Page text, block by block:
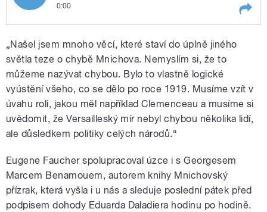
0:00
dohodu natáčel zahraniční zpravodaj Jan
Šmíd
„Našel jsem mnoho věcí, které staví do úplně jiného
světla teze o chybě Mnichova. Nemyslím si, že to
můžeme nazývat chybou. Bylo to vlastně logické
vyústění všeho, co se dělo po roce 1919. Musíme vzít v
úvahu roli, jakou měl například Clemenceau a musíme si
uvědomit, že Versailleský mír nebyl chybou několika lidí,
ale důsledkem politiky celých národů.“
Eugene Faucher spolupracoval úzce i s Georgesem
Marcem Benamouem, autorem knihy Mnichovský
přízrak, která vyšla i u nás a sleduje poslední pátek před
podpisem dohody Eduarda Daladiera hodinu po hodině.